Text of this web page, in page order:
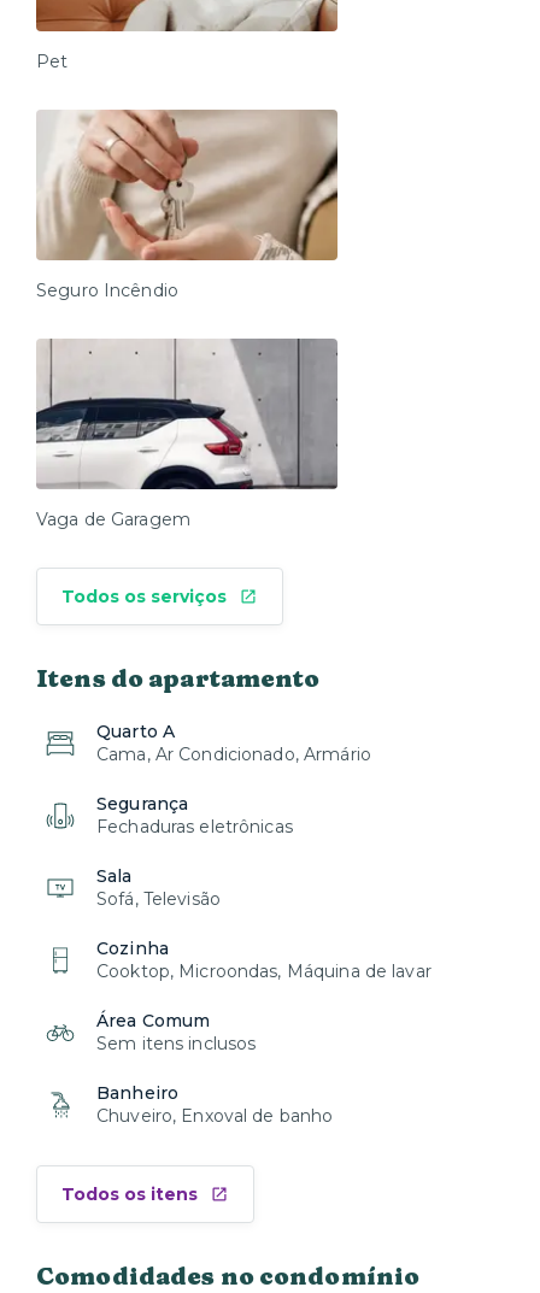
Pet
Seguro Incêndio
Vaga de Garagem
Todos os serviços
Itens do apartamento
Quarto A
Cama, Ar Condicionado, Armário
Segurança
Fechaduras eletrônicas
Sala
Sofá, Televisão
Cozinha
Cooktop, Microondas, Máquina de lavar
Área Comum
Sem itens inclusos
Banheiro
Chuveiro, Enxoval de banho
Todos os itens
Comodidades no condomínio